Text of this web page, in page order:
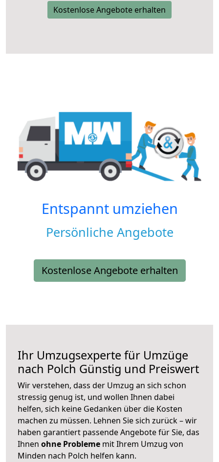
Kostenlose Angebote erhalten
Entspannt umziehen
Persönliche Angebote
Kostenlose Angebote erhalten
Ihr Umzugsexperte für Umzüge
nach Polch Günstig und Preiswert
Wir verstehen, dass der Umzug an sich schon
stressig genug ist, und wollen Ihnen dabei
helfen, sich keine Gedanken über die Kosten
machen zu müssen. Lehnen Sie sich zurück – wir
haben garantiert passende Angebote für Sie, das
Ihnen ohne Probleme mit Ihrem Umzug von
Minden nach Polch helfen kann.